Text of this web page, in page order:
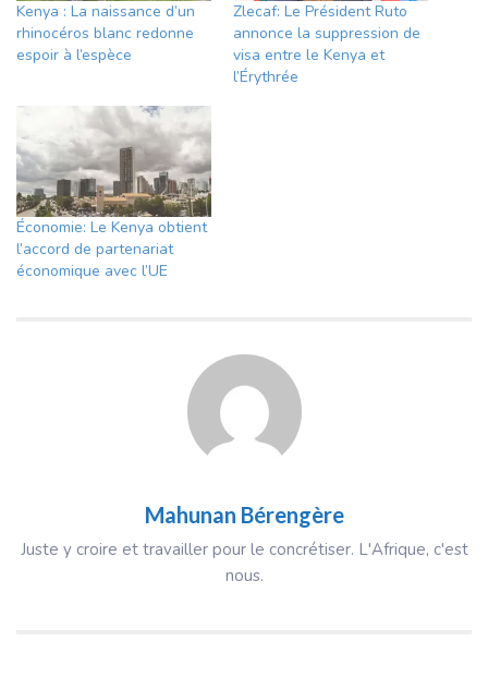
Kenya : La naissance d’un
rhinocéros blanc redonne
espoir à l’espèce
Zlecaf: Le Président Ruto
annonce la suppression de
visa entre le Kenya et
l’Érythrée
Économie: Le Kenya obtient
l’accord de partenariat
économique avec l’UE
Mahunan Bérengère
Juste y croire et travailler pour le concrétiser. L'Afrique, c'est
nous.